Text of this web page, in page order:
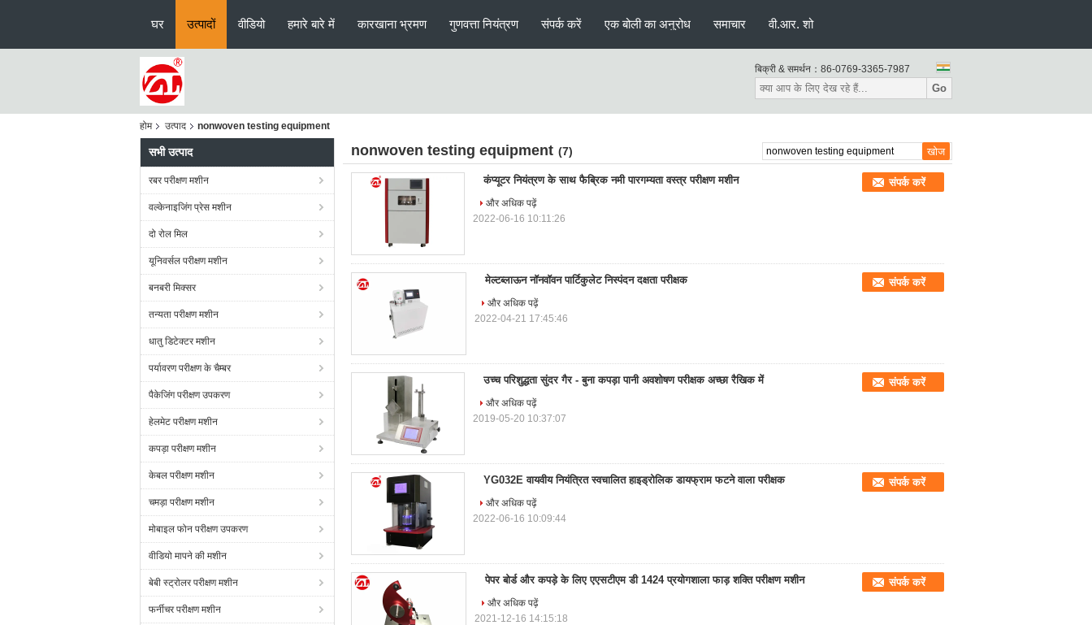
घर उत्पादों वीडियो हमारे बारे में कारखाना भ्रमण गुणवत्ता नियंत्रण संपर्क करें एक बोली का अनुरोध समाचार वी.आर. शो
बिक्री & समर्थन： 86-0769-3365-7987
Go
होम उत्पाद nonwoven testing equipment
सभी उत्पाद
रबर परीक्षण मशीन
वल्केनाइजिंग प्रेस मशीन
दो रोल मिल
यूनिवर्सल परीक्षण मशीन
बनबरी मिक्सर
तन्यता परीक्षण मशीन
धातु डिटेक्टर मशीन
पर्यावरण परीक्षण के चैम्बर
पैकेजिंग परीक्षण उपकरण
हेलमेट परीक्षण मशीन
कपड़ा परीक्षण मशीन
केबल परीक्षण मशीन
चमड़ा परीक्षण मशीन
मोबाइल फोन परीक्षण उपकरण
वीडियो मापने की मशीन
बेबी स्ट्रोलर परीक्षण मशीन
फर्नीचर परीक्षण मशीन
nonwoven testing equipment (7)
कंप्यूटर नियंत्रण के साथ फैब्रिक नमी पारगम्यता वस्त्र परीक्षण मशीन संपर्क करें
और अधिक पढ़ें
2022-06-16 10:11:26
मेल्टब्लाऊन नॉनवॉवन पार्टिकुलेट निस्पंदन दक्षता परीक्षक संपर्क करें
और अधिक पढ़ें
2022-04-21 17:45:46
उच्च परिशुद्धता सुंदर गैर - बुना कपड़ा पानी अवशोषण परीक्षक अच्छा रैखिक में संपर्क करें
और अधिक पढ़ें
2019-05-20 10:37:07
YG032E वायवीय नियंत्रित स्वचालित हाइड्रोलिक डायफ्राम फटने वाला परीक्षक संपर्क करें
और अधिक पढ़ें
2022-06-16 10:09:44
पेपर बोर्ड और कपड़े के लिए एएसटीएम डी 1424 प्रयोगशाला फाड़ शक्ति परीक्षण मशीन संपर्क करें
और अधिक पढ़ें
2021-12-16 14:15:18